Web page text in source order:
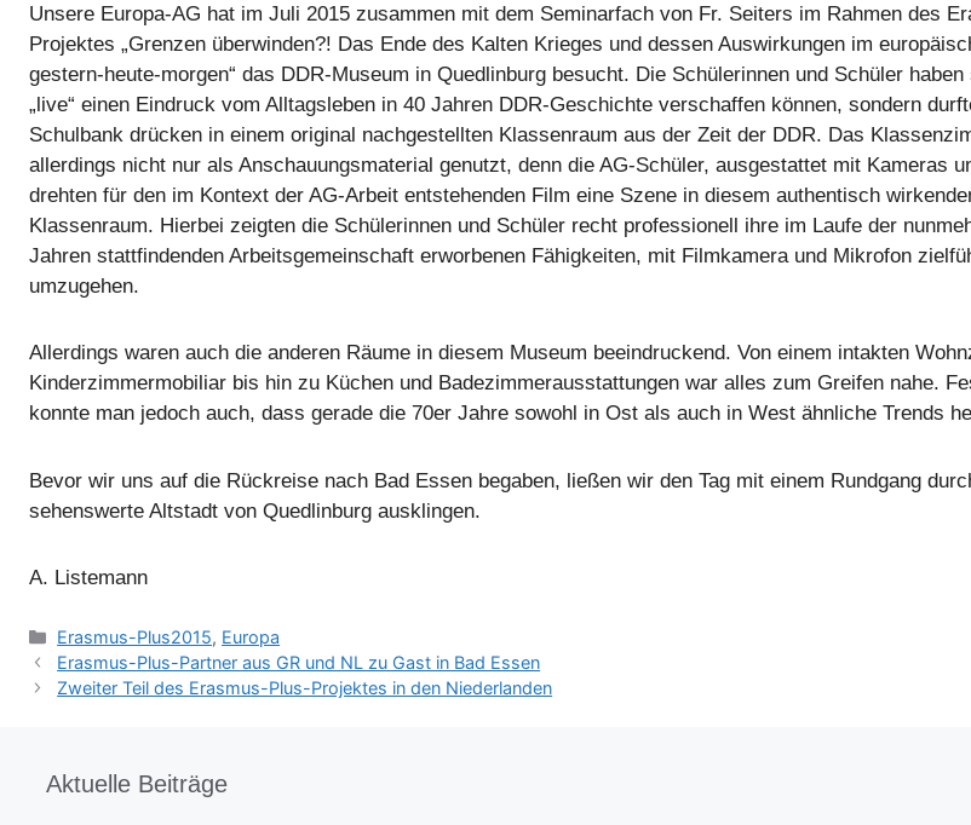
Unsere Europa-AG hat im Juli 2015 zusammen mit dem Seminarfach von Fr. Seiters im Rahmen des
Projektes „Grenzen überwinden?! Das Ende des Kalten Krieges und dessen Auswirkungen im
gestern-heute-morgen“ das DDR-Museum in Quedlinburg besucht. Die Schülerinnen und Schüler
„live“ einen Eindruck vom Alltagsleben in 40 Jahren DDR-Geschichte verschaffen können, sondern
Schulbank drücken in einem original nachgestellten Klassenraum aus der Zeit der DDR. Das
allerdings nicht nur als Anschauungsmaterial genutzt, denn die AG-Schüler, ausgestattet mit Kameras
drehten für den im Kontext der AG-Arbeit entstehenden Film eine Szene in diesem authentisch
Klassenraum. Hierbei zeigten die Schülerinnen und Schüler recht professionell ihre im Laufe der
Jahren stattfindenden Arbeitsgemeinschaft erworbenen Fähigkeiten, mit Filmkamera und Mikrofon
umzugehen.
Allerdings waren auch die anderen Räume in diesem Museum beeindruckend. Von einem intakten
Kinderzimmermobiliar bis hin zu Küchen und Badezimmerausstattungen war alles zum Greifen nahe.
konnte man jedoch auch, dass gerade die 70er Jahre sowohl in Ost als auch in West ähnliche Trends
Bevor wir uns auf die Rückreise nach Bad Essen begaben, ließen wir den Tag mit einem Rundgang
sehenswerte Altstadt von Quedlinburg ausklingen.
A. Listemann
Kategorien
Erasmus-Plus2015, Europa
Erasmus-Plus-Partner aus GR und NL zu Gast in Bad Essen
Zweiter Teil des Erasmus-Plus-Projektes in den Niederlanden
Aktuelle Beiträge